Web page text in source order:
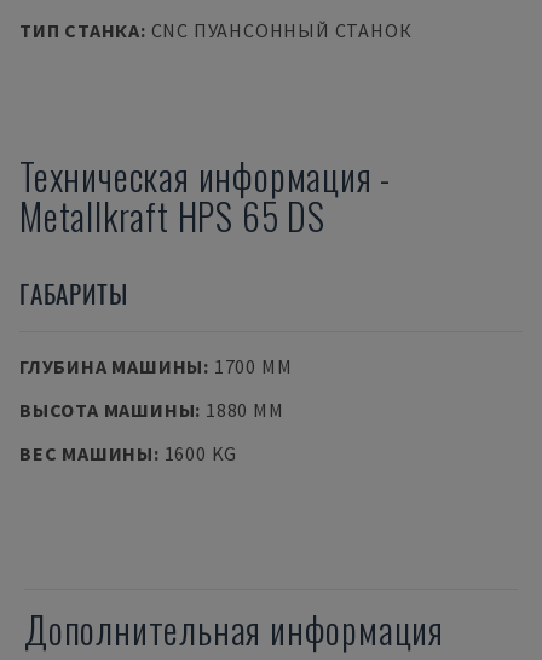
ТИП СТАНКА: CNC ПУАНСОННЫЙ СТАНОК
Техническая информация -
Metallkraft HPS 65 DS
ГАБАРИТЫ
ГЛУБИНА МАШИНЫ: 1700 MM
ВЫСОТА МАШИНЫ: 1880 MM
ВЕС МАШИНЫ: 1600 KG
Дополнительная информация